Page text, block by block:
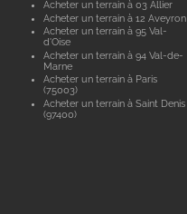
Acheter un terrain à 03 Allier
Acheter un terrain à 12 Aveyron
Acheter un terrain à 95 Val-
d'Oise
Acheter un terrain à 94 Val-de-
Marne
Acheter un terrain à Paris
(75003)
Acheter un terrain à Saint Denis
(97400)